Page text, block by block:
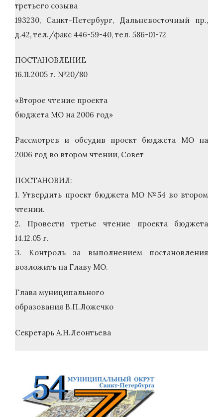
третьего созыва
193230, Санкт-Петербург, Дальневосточный пр.,
д.42, тел./факс 446-59-40, тел. 586-01-72
ПОСТАНОВЛЕНИЕ
16.11.2005 г. №20/80
«Второе чтение проекта
бюджета МО на 2006 год»
Рассмотрев и обсудив проект бюджета МО на
2006 год во втором чтении, Совет
ПОСТАНОВИЛ:
1. Утвердить проект бюджета МО №54 во втором
чтении.
2. Провести третье чтение проекта бюджета
14.12.05 г.
3. Контроль за выполнением постановления
возложить на Главу МО.
Глава муниципального
образования В.П.Ложечко
Секретарь А.Н.Леонтьева